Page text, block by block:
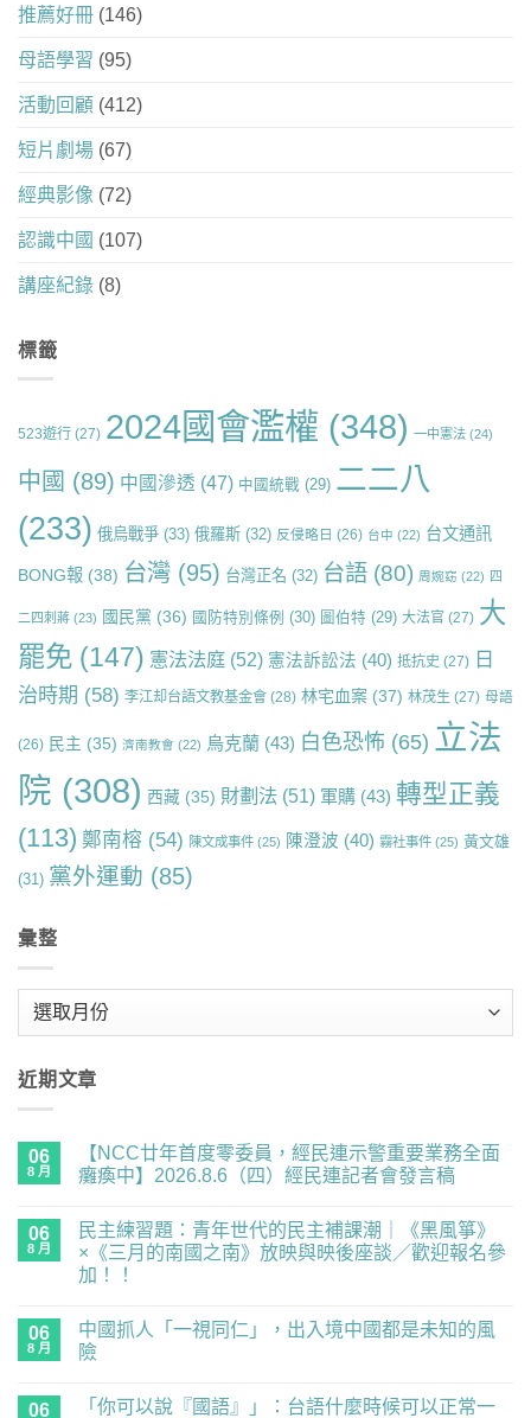
推薦好冊 (146)
母語學習 (95)
活動回顧 (412)
短片劇場 (67)
經典影像 (72)
認識中國 (107)
講座紀錄 (8)
標籤
523遊行 (27) 2024國會濫權 (348) 一中憲法 (24)
中國 (89) 中國滲透 (47) 中國統戰 (29) 二二八
(233) 俄烏戰爭 (33) 俄羅斯 (32) 反侵略日 (26) 台中 (22) 台文通訊
BONG報 (38) 台灣 (95) 台灣正名 (32) 台語 (80) 周婉窈 (22) 四
二四刺蔣 (23) 國民黨 (36) 國防特別條例 (30) 圖伯特 (29) 大法官 (27) 大
罷免 (147) 憲法法庭 (52) 憲法訴訟法 (40) 抵抗史 (27) 日
治時期 (58) 李江却台語文教基金會 (28) 林宅血案 (37) 林茂生 (27) 母語
(26) 民主 (35) 濟南教會 (22) 烏克蘭 (43) 白色恐怖 (65) 立法
院 (308) 西藏 (35) 財劃法 (51) 軍購 (43) 轉型正義
(113) 鄭南榕 (54) 陳文成事件 (25) 陳澄波 (40) 霧社事件 (25) 黃文雄
(31) 黨外運動 (85)
彙整
近期文章
06
8 月
【NCC廿年首度零委員，經民連示警重要業務全面
癱瘓中】2026.8.6（四）經民連記者會發言稿
廿
首
度
員，
經
民
留
言
06
8 月
民主練習題：青年世代的民主補課潮｜《黑風箏》
×《三月的南國之南》放映與映後座談／歡迎報名參
加！！
主
練
習
留
言
06
8 月
中國抓人「一視同仁」，出入境中國都是未知的風
險
06 「你可以說『國語』」：台語什麼時候可以正常一